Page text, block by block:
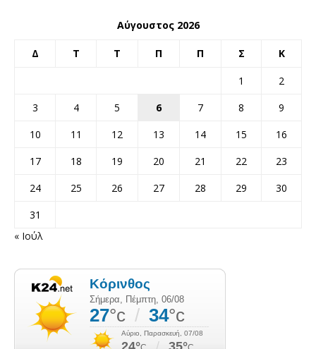
Αύγουστος 2026
Δ Τ Τ Π Π Σ Κ
1
2
3
4 5 6 7 8
9
10
11 12 13 14 15
16
17
18 19 20 21 22
23
24
25 26 27 28 29
30
31
« Ιούλ